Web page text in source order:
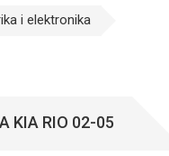
i elektronika
KIA RIO 02-05